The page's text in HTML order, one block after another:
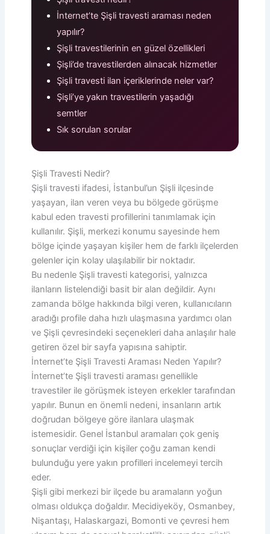
İnternet’te Şişli travesti araması neden
yapılır?
Şişli travestilerinin en güzel özellikleri
Şişli’de travestilerden alınacak hizmetler
Şişli travesti ilan içeriklerinde neler var?
Şişli’ye yakın travestilerin yaşadığı
semtler
Sık sorulan sorular
Şişli Travesti Nedir?
Şişli travesti ifadesi, İstanbul’un Şişli ilçesinde
yaşayan, ilan veren veya bu bölgede görüşme
kabul eden travesti profillerini tanımlamak için
kullanılır. Şişli, merkezi konumu sayesinde hem
bölge içinde yaşayan kişiler hem de farklı ilçelerden
gelenler için kolay ulaşılabilir bir noktadır.
Bu nedenle Şişli travesti kategorisi, yalnızca
ilanların listelendiği basit bir alan değildir. Aynı
zamanda bölge hakkında bilgi veren, kullanıcıların
aradığı profile daha hızlı ulaşmasına yardımcı olan
ve Şişli çevresindeki seçenekleri daha anlaşılır hale
getiren özel bir sayfa yapısına sahiptir.
İnternet’te Şişli Travesti Araması Neden Yapılır?
İnternet’te Şişli travesti araması genellikle
travestiler ile görüşmek isteyen erkekler tarafından
yapılır. Bunun en önemli nedeni, insanların artık
doğrudan bölgeye göre ilanlara ulaşmak
istemesidir. Genel İstanbul aramaları çok geniş
sonuçlar verdiği için kişiler çoğu zaman kendi
bulunduğu yere yakın profilleri incelemeyi tercih
eder.
Şişli gibi merkezi bir ilçede bu aramaların yoğun
olması oldukça doğaldır. Mecidiyeköy, Osmanbey,
Nişantaşı, Halaskargazi, Bomonti ve çevresi hem